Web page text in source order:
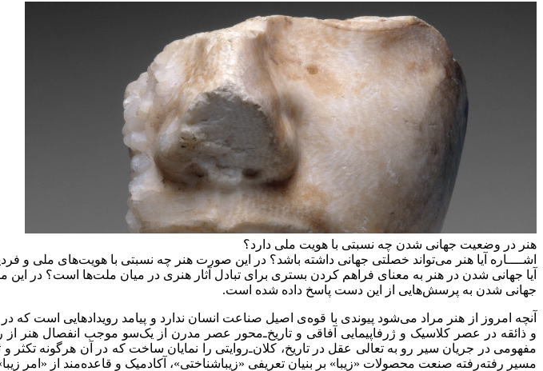
هنر در وضعیت جهانی شدن چه نسبتی با هویت ملی دارد؟
اشــــاره آیا هنر می‌تواند خصلتی جهانی داشته باشد؟ در این صورت هنر چه نسبتی با هویت‌های ملی و
آیا جهانی شدن در هنر به معنای فراهم کردن بستری برای تبادل آثار هنری در میان ملت‌ها است؟ در
جهانی شدن به پرسش‌هایی از این دست پاسخ داده شده است.
آنچه امروز از هنر مراد می‌شود پیوندی با قوه‌ی اصیل صناعت انسان ندارد و پیامد رویدادهایی
و ذائقه در عصر کلاسیک و ژرفاپیمایی آفاقی و تاریخ‌ـ‌محور عصر مدرن از یک‌سو موجب انفصال هنر
مفهومی در جریان سیر رو به تعالی عقل در تاریخ، کلان‌ـ‌روایتی را نمایان ساخت که در آن هرگونه
مسیر رفته‌رفته صنعت محصولات «زیبا» بر بنیان تعریفی «زیباشناختی»، آکادمیک و قاعده‌مند از «امر